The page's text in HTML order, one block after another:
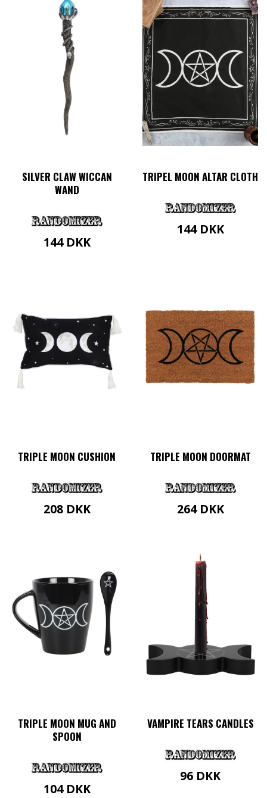
SILVER CLAW WICCAN
WAND
144 DKK
TRIPEL MOON ALTAR CLOTH
144 DKK
TRIPLE MOON CUSHION
208 DKK
TRIPLE MOON DOORMAT
264 DKK
TRIPLE MOON MUG AND
SPOON
104 DKK
VAMPIRE TEARS CANDLES
96 DKK